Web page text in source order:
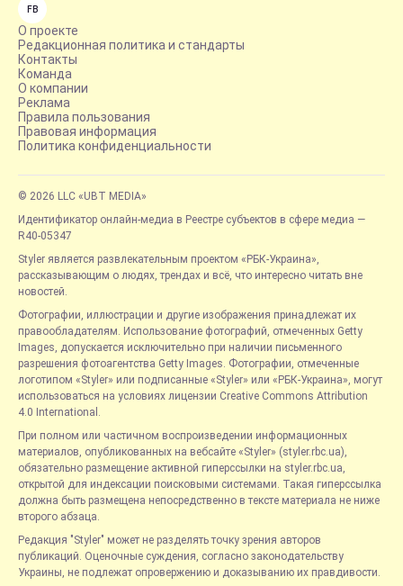
FB
О проекте
Редакционная политика и стандарты
Контакты
Команда
О компании
Реклама
Правила пользования
Правовая информация
Политика конфиденциальности
© 2026 LLC «UBT MEDIA»
Идентификатор онлайн-медиа в Реестре субъектов в сфере медиа —
R40-05347
Styler является развлекательным проектом «РБК-Украина»,
рассказывающим о людях, трендах и всё, что интересно читать вне
новостей.
Фотографии, иллюстрации и другие изображения принадлежат их
правообладателям. Использование фотографий, отмеченных Getty
Images, допускается исключительно при наличии письменного
разрешения фотоагентства Getty Images. Фотографии, отмеченные
логотипом «Styler» или подписанные «Styler» или «РБК-Украина», могут
использоваться на условиях лицензии Creative Commons Attribution
4.0 International.
При полном или частичном воспроизведении информационных
материалов, опубликованных на вебсайте «Styler» (styler.rbc.ua),
обязательно размещение активной гиперссылки на styler.rbc.ua,
открытой для индексации поисковыми системами. Такая гиперссылка
должна быть размещена непосредственно в тексте материала не ниже
второго абзаца.
Редакция "Styler" может не разделять точку зрения авторов
публикаций. Оценочные суждения, согласно законодательству
Украины, не подлежат опровержению и доказыванию их правдивости.